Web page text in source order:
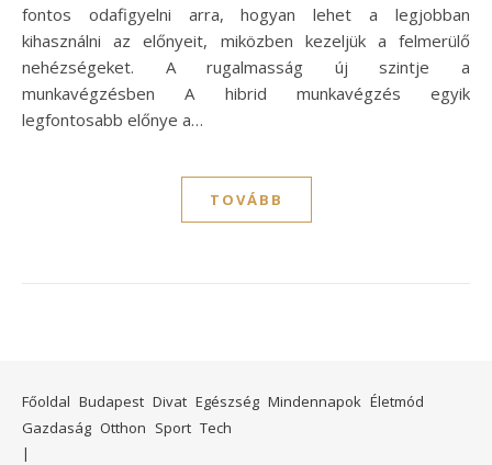
fontos odafigyelni arra, hogyan lehet a legjobban
kihasználni az előnyeit, miközben kezeljük a felmerülő
nehézségeket. A rugalmasság új szintje a
munkavégzésben A hibrid munkavégzés egyik
legfontosabb előnye a…
TOVÁBB
Főoldal Budapest Divat Egészség Mindennapok Életmód
Gazdaság Otthon Sport Tech